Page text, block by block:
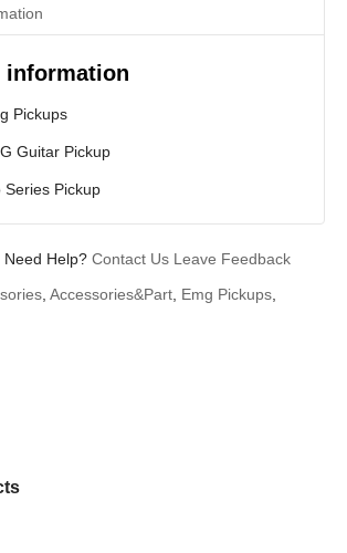
information
Pickups
Guitar Pickup
Series Pickup
Need Help? Contact Us Leave Feedback
, Accessories&Part, Emg Pickups,